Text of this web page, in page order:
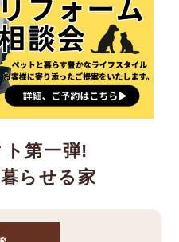
第一弾!
らせる家